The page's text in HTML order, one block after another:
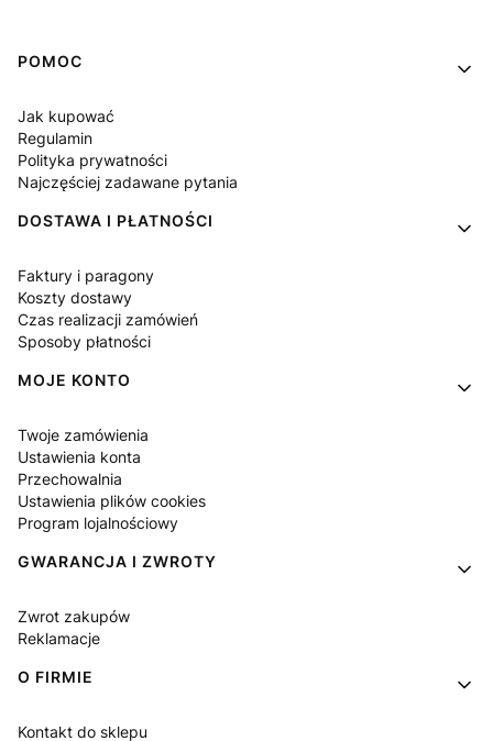
Linki w stopce
POMOC
Jak kupować
Regulamin
Polityka prywatności
Najczęściej zadawane pytania
DOSTAWA I PŁATNOŚCI
Faktury i paragony
Koszty dostawy
Czas realizacji zamówień
Sposoby płatności
MOJE KONTO
Twoje zamówienia
Ustawienia konta
Przechowalnia
Ustawienia plików cookies
Program lojalnościowy
GWARANCJA I ZWROTY
Zwrot zakupów
Reklamacje
O FIRMIE
Kontakt do sklepu